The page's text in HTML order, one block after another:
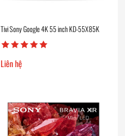
Tivi Sony Google 4K 55 inch KD-55X85K
Liên hệ